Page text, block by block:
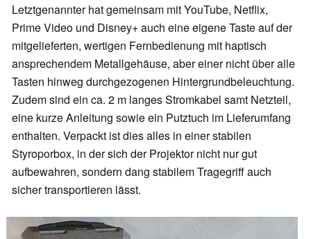
Letztgenannter hat gemeinsam mit YouTube, Netflix,
Prime Video und Disney+ auch eine eigene Taste auf der
mitgelieferten, wertigen Fernbedienung mit haptisch
ansprechendem Metallgehäuse, aber einer nicht über alle
Tasten hinweg durchgezogenen Hintergrundbeleuchtung.
Zudem sind ein ca. 2 m langes Stromkabel samt Netzteil,
eine kurze Anleitung sowie ein Putztuch im Lieferumfang
enthalten. Verpackt ist dies alles in einer stabilen
Styroporbox, in der sich der Projektor nicht nur gut
aufbewahren, sondern dang stabilem Tragegriff auch
sicher transportieren lässt.